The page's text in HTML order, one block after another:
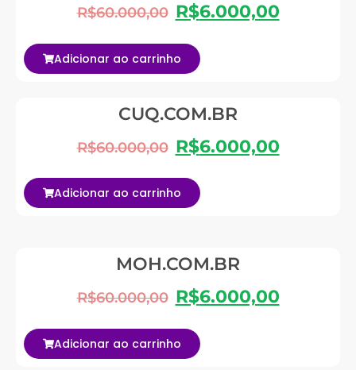
R$60.000,00 R$6.000,00
Adicionar ao carrinho
CUQ.COM.BR
R$60.000,00 R$6.000,00
Adicionar ao carrinho
MOH.COM.BR
R$60.000,00 R$6.000,00
Adicionar ao carrinho